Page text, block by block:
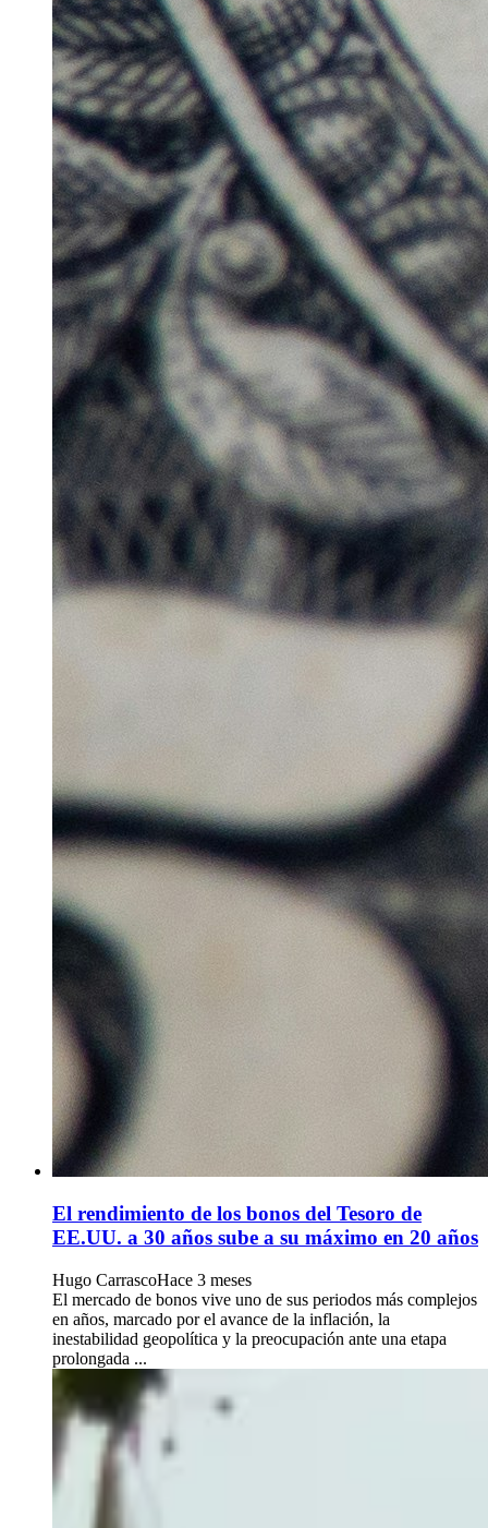
El rendimiento de los bonos del Tesoro de
EE.UU. a 30 años sube a su máximo en 20 años
Hugo CarrascoHace 3 meses
El mercado de bonos vive uno de sus periodos más complejos
en años, marcado por el avance de la inflación, la
inestabilidad geopolítica y la preocupación ante una etapa
prolongada ...